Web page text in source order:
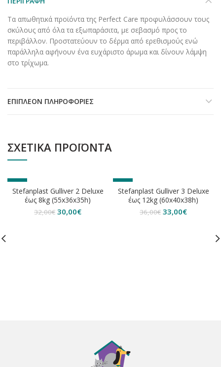
Τα απωθητικά προϊόντα της Perfect Care προφυλάσσουν τους
σκύλους από όλα τα εξωπαράσιτα, με σεβασμό προς το
περιβάλλον. Προστατεύουν το δέρμα από ερεθισμούς ενώ
παράλληλα αφήνουν ένα ευχάριστο άρωμα και δίνουν λάμψη
στο τρίχωμα.
ΕΠΙΠΛΈΟΝ ΠΛΗΡΟΦΟΡΊΕΣ
ΣΧΕΤΙΚΆ ΠΡΟΪΌΝΤΑ
-6%
Stefanplast Gulliver 2 Deluxe
έως 8kg (55x36x35h)
32,00€ Original
30,00€Η
-8%
Stefanplast Gulliver 3 Deluxe
έως 12kg (60x40x38h)
36,00€ Original
33,00€Η